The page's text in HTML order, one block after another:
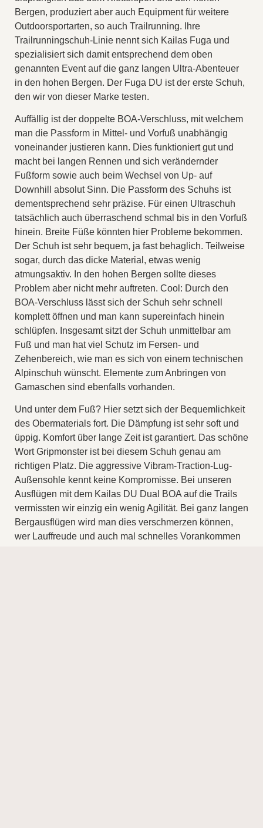
Bergen, produziert aber auch Equipment für weitere
Outdoorsportarten, so auch Trailrunning. Ihre
Trailrunningschuh-Linie nennt sich Kailas Fuga und
spezialisiert sich damit entsprechend dem oben
genannten Event auf die ganz langen Ultra-Abenteuer
in den hohen Bergen. Der Fuga DU ist der erste Schuh,
den wir von dieser Marke testen.
Auffällig ist der doppelte BOA-Verschluss, mit welchem
man die Passform in Mittel- und Vorfuß unabhängig
voneinander justieren kann. Dies funktioniert gut und
macht bei langen Rennen und sich verändernder
Fußform sowie auch beim Wechsel von Up- auf
Downhill absolut Sinn. Die Passform des Schuhs ist
dementsprechend sehr präzise. Für einen Ultraschuh
tatsächlich auch überraschend schmal bis in den Vorfuß
hinein. Breite Füße könnten hier Probleme bekommen.
Der Schuh ist sehr bequem, ja fast behaglich. Teilweise
sogar, durch das dicke Material, etwas wenig
atmungsaktiv. In den hohen Bergen sollte dieses
Problem aber nicht mehr auftreten. Cool: Durch den
BOA-Verschluss lässt sich der Schuh sehr schnell
komplett öffnen und man kann supereinfach hinein
schlüpfen. Insgesamt sitzt der Schuh unmittelbar am
Fuß und man hat viel Schutz im Fersen- und
Zehenbereich, wie man es sich von einem technischen
Alpinschuh wünscht. Elemente zum Anbringen von
Gamaschen sind ebenfalls vorhanden.
Und unter dem Fuß? Hier setzt sich der Bequemlichkeit
des Obermaterials fort. Die Dämpfung ist sehr soft und
üppig. Komfort über lange Zeit ist garantiert. Das schöne
Wort Gripmonster ist bei diesem Schuh genau am
richtigen Platz. Die aggressive Vibram-Traction-Lug-
Außensohle kennt keine Kompromisse. Bei unseren
Ausflügen mit dem Kailas DU Dual BOA auf die Trails
vermissten wir einzig ein wenig Agilität. Bei ganz langen
Bergausflügen wird man dies verschmerzen können,
wer Lauffreude und auch mal schnelles Vorankommen